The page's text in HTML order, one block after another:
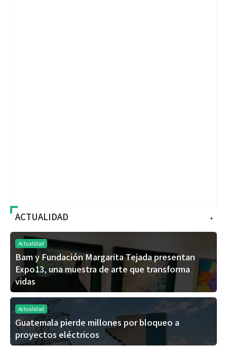
+
ACTUALIDAD
Actualidad
Bam y Fundación Margarita Tejada presentan
Expo13, una muestra de arte que transforma
vidas
Actualidad
Guatemala pierde millones por bloqueo a
proyectos eléctricos